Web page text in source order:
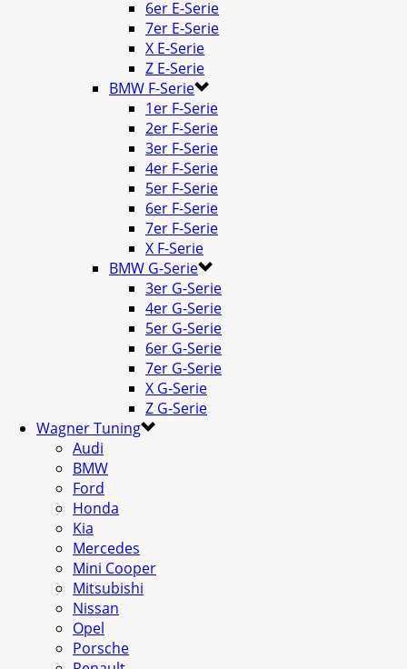
6er E-Serie
7er E-Serie
X E-Serie
Z E-Serie
BMW F-Serie
1er F-Serie
2er F-Serie
3er F-Serie
4er F-Serie
5er F-Serie
6er F-Serie
7er F-Serie
X F-Serie
BMW G-Serie
3er G-Serie
4er G-Serie
5er G-Serie
6er G-Serie
7er G-Serie
X G-Serie
Z G-Serie
Wagner Tuning
Audi
BMW
Ford
Honda
Kia
Mercedes
Mini Cooper
Mitsubishi
Nissan
Opel
Porsche